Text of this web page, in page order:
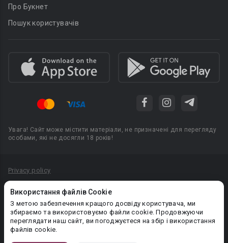
Використання файлів Cookie
З метою забезпечення кращого досвіду користувача, ми
збираємо та використовуємо файли cookie. Продовжуючи
переглядати наш сайт, ви погоджуєтеся на збір і використання
файлів cookie.
Про Букнет
Пошук користувачів
Увага! Сайт може містити матеріали, не призначені для перегляду
особами, які не досягли 18 років!
Privacy policy
Політика конфіденційності
Правила публікації авторського контенту
PR-вiддiл: pr@booknet.com